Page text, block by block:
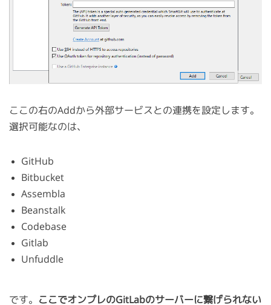
ここの右のAddから外部サービスとの連携を設定します。
選択可能なのは、
GitHub
Bitbucket
Assembla
Beanstalk
Codebase
Gitlab
Unfuddle
です。
ここでオンプレのGitLabのサーバーに繋げられない